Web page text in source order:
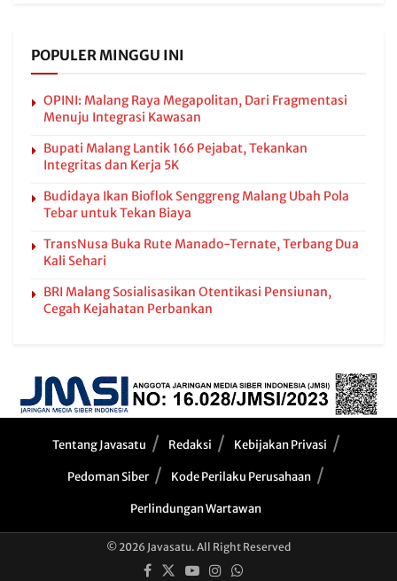
POPULER MINGGU INI
OPINI: Malang Raya Megapolitan, Dari Fragmentasi
Menuju Integrasi Kawasan
Bupati Malang Lantik 166 Pejabat, Tekankan
Integritas dan Kerja 5K
Budidaya Ikan Bioflok Senggreng Malang Ubah Pola
Tebar untuk Tekan Biaya
TransNusa Buka Rute Manado-Ternate, Terbang Dua
Kali Sehari
BRI Malang Sosialisasikan Otentikasi Pensiunan,
Cegah Kejahatan Perbankan
Tentang Javasatu Redaksi Kebijakan Privasi
Pedoman Siber Kode Perilaku Perusahaan
Perlindungan Wartawan
© 2026 Javasatu. All Right Reserved